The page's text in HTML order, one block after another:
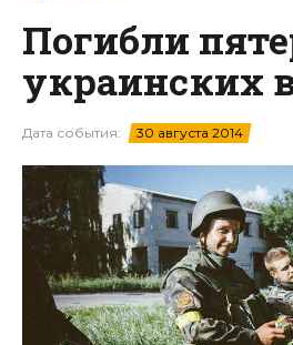
Погибли
украинских
Дата события: 30 августа 2014